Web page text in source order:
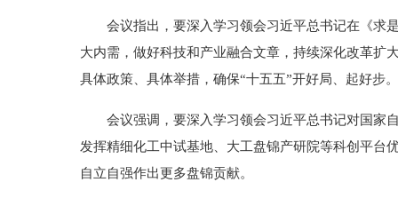
会议指出，要深入学习领会习近平总书记在《求
大内需，做好科技和产业融合文章，持续深化改革扩
具体政策、具体举措，确保“十五五”开好局、起好步。
会议强调，要深入学习领会习近平总书记对国家
发挥精细化工中试基地、大工盘锦产研院等科创平台
自立自强作出更多盘锦贡献。